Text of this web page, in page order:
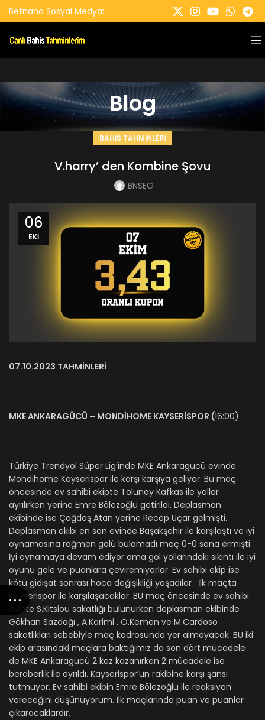
Betnano Sosyal Medya:
Blog
BAHIS TAHMINLERI
V.harry’ den Kombine Şovu
BNSEO
06
EKI
07.10.2023 TAHMİNLERİ
MKE ANKARAGÜCÜ – MONDİHOME KAYSERİSPOR (16:00)
Türkiye Trendyol Süper Lig’inde MKE Ankaragücü evinde
Mondihome Kayserispor ile karşı karşıya geliyor. Bu maç
öncesinde ev sahibi ekipte Tolunay Kafkas ile yollar
ayrılırken yerine Emre Bölezoğlu getirildi. Deplasman
ekibinde ise Çağdaş Atan yerine Recep Uçar gelmişti.
Deplasman ekibi en son evinde Başakşehir ile karşılaştı ve iyi
oynamasına rağmen golü bulamadı maç 0-0 sona ermişti.
İyi oynamaya devam ediyor ama gol yollarındaki sıkıntı ile iyi
oyunu gole ve puanlara çeviremiyorlar. Ev sahibi ekip ise
kötü gidişat sonrası hoca değişikliği yaşadılar . İlk maçta
Kayserispor ile karşılaşacaklar. BU maç öncesinde ev sahibi
ekipte S.Kitsiou sakatlığı bulunurken deplasman ekibinde
Gökhan Sazdağı , A.Karimi , O.Kemen ve M.Cardoso
sakatlıkları sebebiyle maç kadrosunda yer almayacak. BU iki
ekip arasındaki maçlara baktığımız da son dört mücadele
de MKE Ankaragücü 2 kez kazanırken 2 mücadele ise
beraberlik ile ayrıldı. Kayserispor’un rakibine karşı şansı
tutmuyor. Ev sahibi ekibin Emre Bölezoğlu ile reaksiyon
vereceğini düşünüyorum. İlk maçlarında puan ve puanlar
çıkaracaklardır.